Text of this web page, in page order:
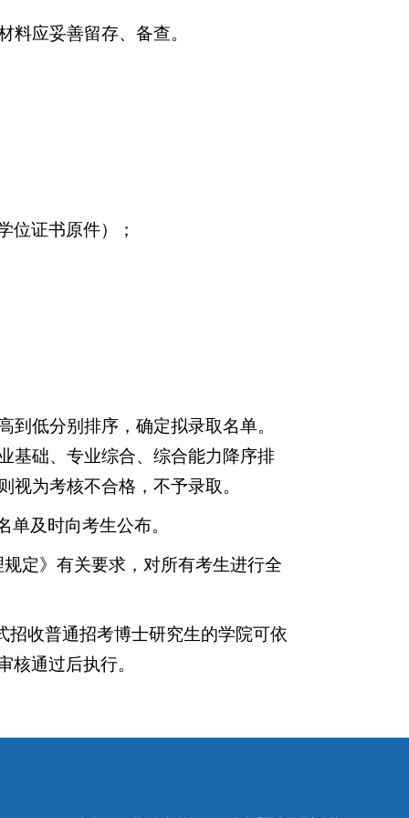
料应妥善留存、备查。
位证书原件）；
低分别排序，确定拟录取名单。
基础、专业综合、综合能力降序排
视为考核不合格，不予录取。
单及时向考生公布。
定》有关要求，对所有考生进行全
招收普通招考博士研究生的学院可依
核通过后执行。